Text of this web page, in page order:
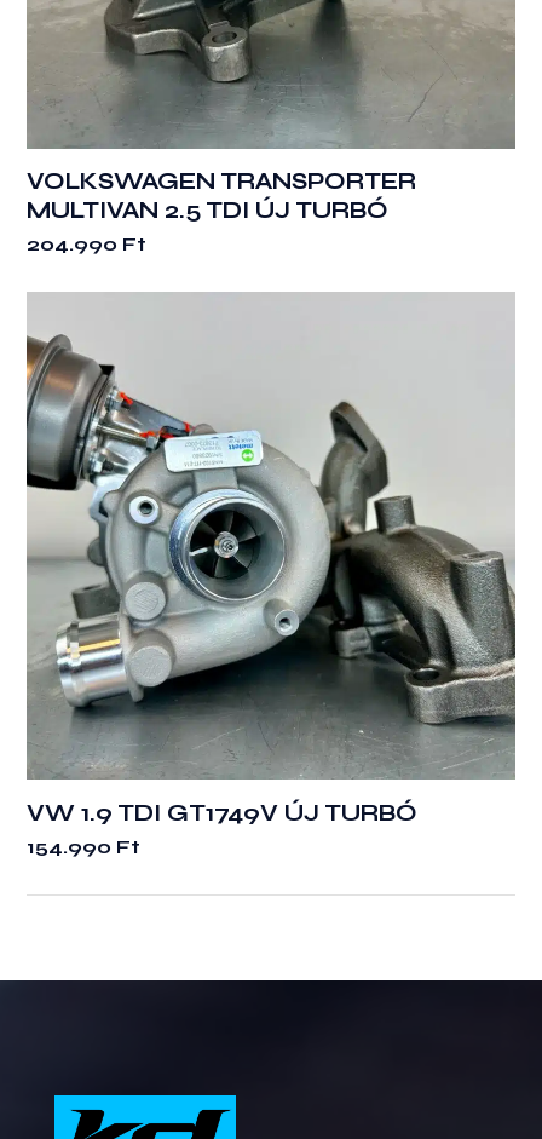
VOLKSWAGEN TRANSPORTER
MULTIVAN 2.5 TDI ÚJ TURBÓ
204.990 Ft
VW 1.9 TDI GT1749V ÚJ TURBÓ
154.990 Ft